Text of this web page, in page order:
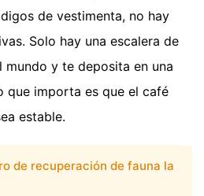
de vestimenta, no hay
Solo hay una escalera de
y te deposita en una
que importa es que el café
estable.
de recuperación de fauna la